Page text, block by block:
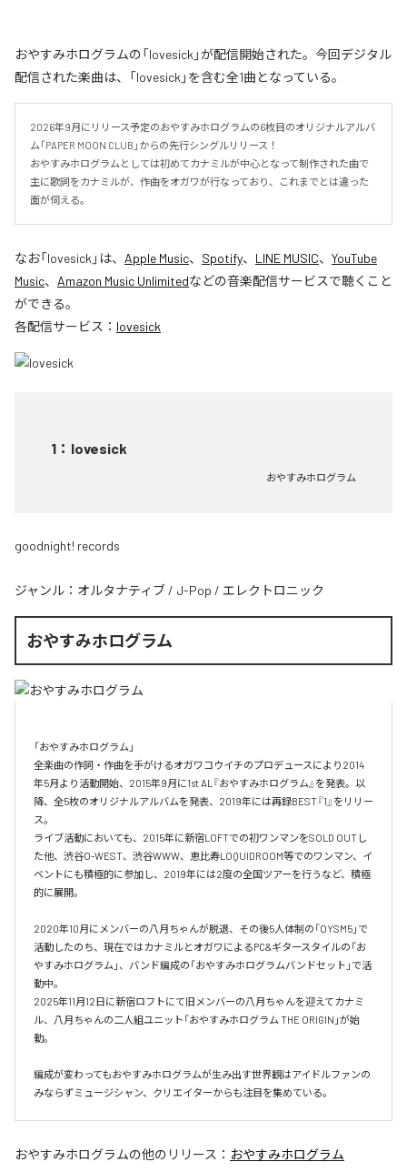
おやすみホログラムの「lovesick」が配信開始された。今回デジタル
配信された楽曲は、「lovesick」を含む全1曲となっている。
2026年9月にリリース予定のおやすみホログラムの6枚目のオリジナルアルバ
ム「PAPER MOON CLUB」からの先行シングルリリース！
おやすみホログラムとしては初めてカナミルが中心となって制作された曲で
主に歌詞をカナミルが、作曲をオガワが行なっており、これまでとは違った
面が伺える。
なお「lovesick 」は、 Apple Music、 Spotify、 LINE MUSIC、 YouTube
Music、 Amazon Music Unlimitedなどの音楽配信サービスで聴くこと
ができる。
各配信サービス： lovesick
1 ： lovesick
おやすみホログラム
goodnight! records
ジャンル： オルタナティブ / J-Pop / エレクトロニック
おやすみホログラム
「おやすみホログラム」
全楽曲の作詞・作曲を⼿がけるオガワコウイチのプロデュースにより2014
年5⽉より活動開始、2015年9⽉に1st AL『おやすみホログラム』を発表。以
降、全5枚のオリジナルアルバムを発表、2019年には再録BEST『1』をリリー
ス。
ライブ活動においても、2015年に新宿LOFTでの初ワンマンをSOLD OUTし
た他、渋⾕O-WEST、渋⾕WWW、恵⽐寿LOQUIDROOM等でのワンマン、イ
ベントにも積極的に参加し、2019年には2度の全国ツアーを⾏うなど、積極
的に展開。
2020年10月にメンバーの八月ちゃんが脱退、その後5人体制の「OYSM5」で
活動したのち、現在ではカナミルとオガワによるPC&ギタースタイルの「お
やすみホログラム」、バンド編成の「おやすみホログラムバンドセット」で活
動中。
2025年11月12日に新宿ロフトにて旧メンバーの八月ちゃんを迎えてカナミ
ル、八月ちゃんの二人組ユニット「おやすみホログラム THE ORIGIN」が始
動。
編成が変わってもおやすみホログラムが⽣み出す世界観はアイドルファンの
おやすみホログラムの他のリリース： おやすみホログラム